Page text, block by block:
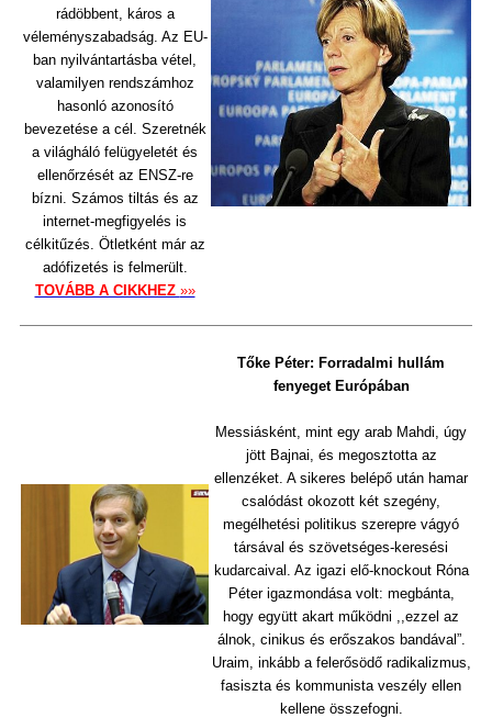
rádöbbent, káros a
véleményszabadság. Az EU-
ban nyilvántartásba vétel,
valamilyen rendszámhoz
hasonló azonosító
bevezetése a cél. Szeretnék
a világháló felügyeletét és
ellenőrzését az ENSZ-re
bízni. Számos tiltás és az
internet-megfigyelés is
célkitűzés. Ötletként már az
adófizetés is felmerült.
TOVÁBB A CIKKHEZ »»
Tőke Péter: Forradalmi hullám
fenyeget Európában
Messiásként, mint egy arab Mahdi, úgy
jött Bajnai, és megosztotta az
ellenzéket. A sikeres belépő után hamar
csalódást okozott két szegény,
megélhetési politikus szerepre vágyó
társával és szövetséges-keresési
kudarcaival. Az igazi elő-knockout Róna
Péter igazmondása volt: megbánta,
hogy együtt akart működni ,,ezzel az
álnok, cinikus és erőszakos bandával”.
Uraim, inkább a felerősödő radikalizmus,
fasiszta és kommunista veszély ellen
kellene összefogni.